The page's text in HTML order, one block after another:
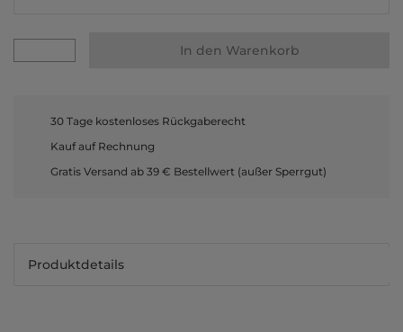
In den Warenkorb
30 Tage kostenloses Rückgaberecht
Kauf auf Rechnung
Gratis Versand ab 39 € Bestellwert (außer Sperrgut)
Produktdetails